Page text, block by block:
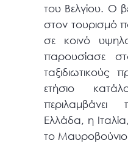
του Βελγίου. Ο
στον τουρισμό
σε κοινό
παρουσίασε
ετήσιο
Ελλάδα, η
το